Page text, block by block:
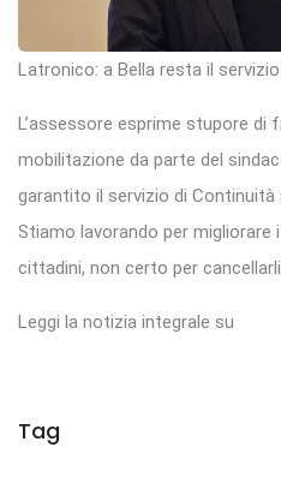
Latronico: a Bella resta il
L’assessore esprime stupore di
mobilitazione da parte del
garantito il servizio di Continuità
Stiamo lavorando per
cittadini, non certo per
Leggi la notizia integrale su
Tag